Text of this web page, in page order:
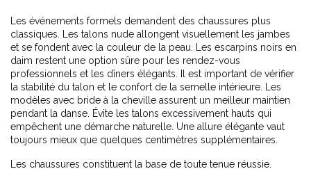
Les événements formels demandent des chaussures plus
classiques. Les talons nude allongent visuellement les jambes
et se fondent avec la couleur de la peau. Les escarpins noirs en
daim restent une option sûre pour les rendez-vous
professionnels et les dîners élégants. Il est important de vérifier
la stabilité du talon et le confort de la semelle intérieure. Les
modèles avec bride à la cheville assurent un meilleur maintien
pendant la danse. Évite les talons excessivement hauts qui
empêchent une démarche naturelle. Une allure élégante vaut
toujours mieux que quelques centimètres supplémentaires.
Les chaussures constituent la base de toute tenue réussie.